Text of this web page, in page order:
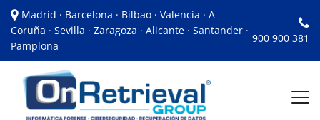
Madrid · Barcelona · Bilbao · Valencia · A
Coruña · Sevilla · Zaragoza · Alicante · Santander ·
Pamplona
900 900 381